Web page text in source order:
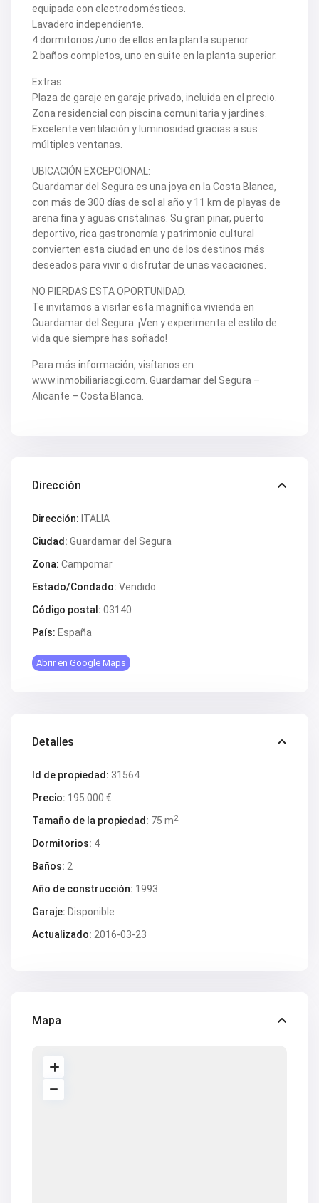
equipada con electrodomésticos.
Lavadero independiente.
4 dormitorios /uno de ellos en la planta superior.
2 baños completos, uno en suite en la planta superior.
Extras:
Plaza de garaje en garaje privado, incluida en el precio.
Zona residencial con piscina comunitaria y jardines.
Excelente ventilación y luminosidad gracias a sus
múltiples ventanas.
UBICACIÓN EXCEPCIONAL:
Guardamar del Segura es una joya en la Costa Blanca,
con más de 300 días de sol al año y 11 km de playas de
arena fina y aguas cristalinas. Su gran pinar, puerto
deportivo, rica gastronomía y patrimonio cultural
convierten esta ciudad en uno de los destinos más
deseados para vivir o disfrutar de unas vacaciones.
NO PIERDAS ESTA OPORTUNIDAD.
Te invitamos a visitar esta magnífica vivienda en
Guardamar del Segura. ¡Ven y experimenta el estilo de
vida que siempre has soñado!
Para más información, visítanos en
www.inmobiliariacgi.com. Guardamar del Segura –
Alicante – Costa Blanca.
Dirección
Dirección: ITALIA
Ciudad: Guardamar del Segura
Zona: Campomar
Estado/Condado: Vendido
Código postal: 03140
País: España
Abrir en Google Maps
Detalles
Id de propiedad: 31564
Precio: 195.000 €
Tamaño de la propiedad: 75 m2
Dormitorios: 4
Baños: 2
Año de construcción: 1993
Garaje: Disponible
Actualizado: 2016-03-23
Mapa